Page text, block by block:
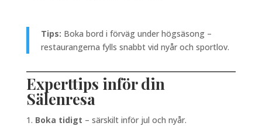
Tips: Boka bord i förväg under högsäsong –
restaurangerna fylls snabbt vid nyår och sportlov.
Experttips inför din
Sälenresa
Boka tidigt – särskilt inför jul och nyår.